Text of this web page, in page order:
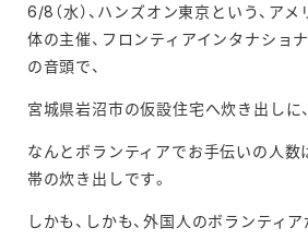
6/8（水）、ハンズオン東京という、ア
体の主催、フロンティアインタナショ
の音頭で、
宮城県岩沼市の仮設住宅へ炊き出しに
なんとボランティアでお手伝いの人
帯の炊き出しです。
しかも、しかも、外国人のボランティア